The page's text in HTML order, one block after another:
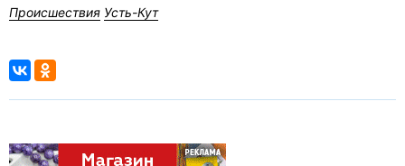
Происшествия Усть-Кут